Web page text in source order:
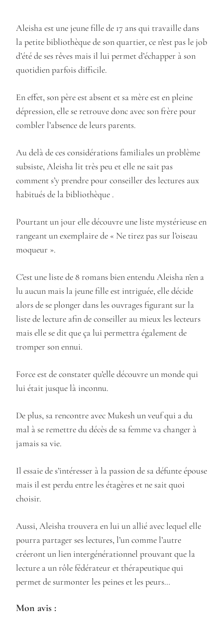
Aleisha est une jeune fille de 17 ans qui travaille dans
la petite bibliothèque de son quartier, ce n’est pas le job
d’été de ses rêves mais il lui permet d’échapper à son
quotidien parfois difficile.
En effet, son père est absent et sa mère est en pleine
dépression, elle se retrouve donc avec son frère pour
combler l’absence de leurs parents.
Au delà de ces considérations familiales un problème
subsiste, Aleisha lit très peu et elle ne sait pas
comment s’y prendre pour conseiller des lectures aux
habitués de la bibliothèque .
Pourtant un jour elle découvre une liste mystérieuse en
rangeant un exemplaire de « Ne tirez pas sur l’oiseau
moqueur ».
C’est une liste de 8 romans bien entendu Aleisha n’en a
lu aucun mais la jeune fille est intriguée, elle décide
alors de se plonger dans les ouvrages figurant sur la
liste de lecture afin de conseiller au mieux les lecteurs
mais elle se dit que ça lui permettra également de
tromper son ennui.
Force est de constater qu’elle découvre un monde qui
lui était jusque là inconnu.
De plus, sa rencontre avec Mukesh un veuf qui a du
mal à se remettre du décès de sa femme va changer à
jamais sa vie.
Il essaie de s’intéresser à la passion de sa défunte épouse
mais il est perdu entre les étagères et ne sait quoi
choisir.
Aussi, Aleisha trouvera en lui un allié avec lequel elle
pourra partager ses lectures, l’un comme l’autre
créeront un lien intergénérationnel prouvant que la
lecture a un rôle fédérateur et thérapeutique qui
permet de surmonter les peines et les peurs…
Mon avis :